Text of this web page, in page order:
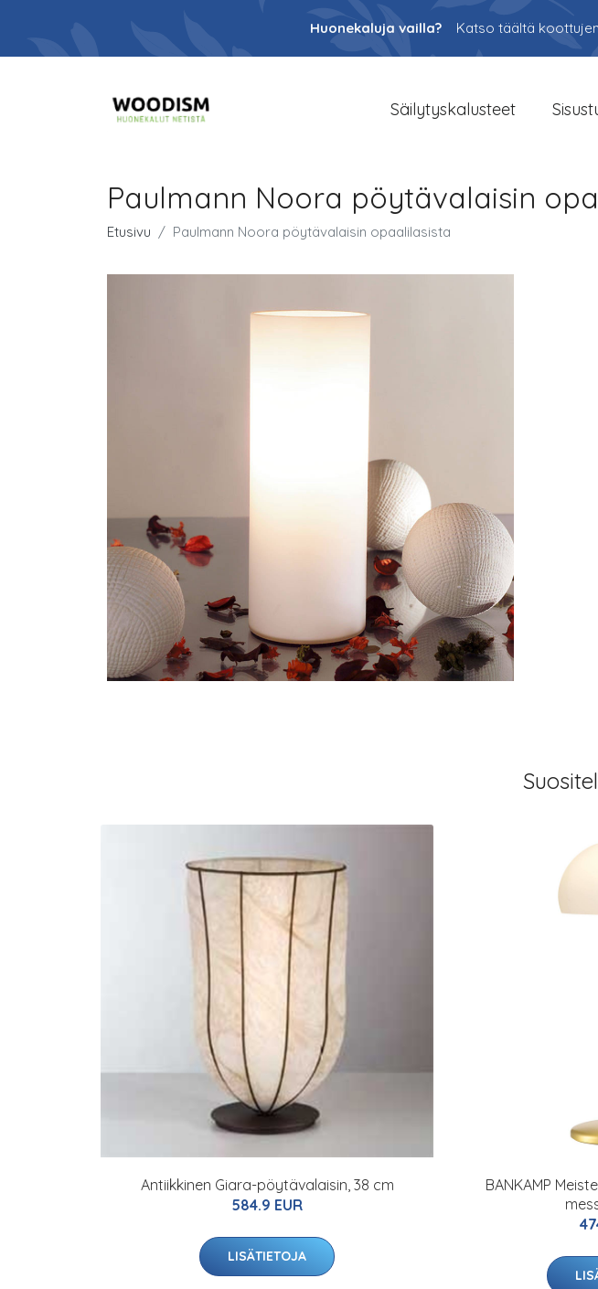
Huonekaluja vailla? Katso täältä
Säilytyskalusteet
Paulmann Noora pöytävalaisin
Etusivu Paulmann Noora pöytävalaisin opaalilasista
Antiikkinen Giara-pöytävalaisin, 38 cm
584.9 EUR
LISÄTIETOJA
BANKAMP